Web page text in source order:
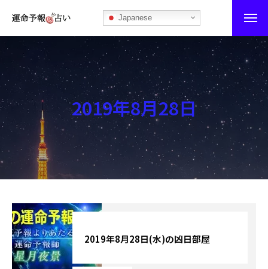
Japanese
運命予報占い
運命予報占いとは
あなたの所属部屋を探そう！
最恐の相性占い
秘伝公開！吉凶カレンダー
記事カテゴリー
ブログ
お知らせ
2019年8月28日
2019年8月28日(水)の凶日部屋